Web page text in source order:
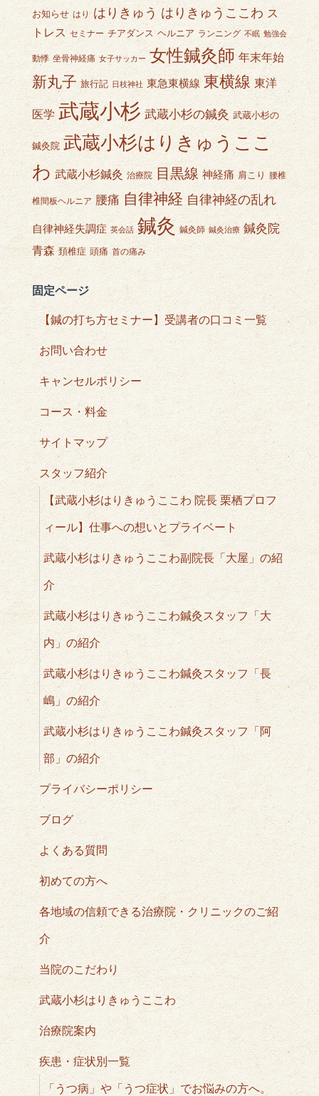
お知らせ はり はりきゅう はりきゅうここわ ス
トレス セミナー チアダンス ヘルニア ランニング 不眠 勉強会
動悸 坐骨神経痛 女子サッカー 女性鍼灸師 年末年始
新丸子 旅行記 日枝神社 東急東横線 東横線 東洋
医学 武蔵小杉 武蔵小杉の鍼灸 武蔵小杉の
鍼灸院 武蔵小杉はりきゅうここ
わ 武蔵小杉鍼灸 治療院 目黒線 神経痛 肩こり 腰椎
椎間板ヘルニア 腰痛 自律神経 自律神経の乱れ
自律神経失調症 英会話 鍼灸 鍼灸師 鍼灸治療 鍼灸院
青森 頚椎症 頭痛 首の痛み
固定ページ
【鍼の打ち方セミナー】受講者の口コミ一覧
お問い合わせ
キャンセルポリシー
コース・料金
サイトマップ
スタッフ紹介
【武蔵小杉はりきゅうここわ 院長 栗栖プロフ
ィール】仕事への想いとプライベート
武蔵小杉はりきゅうここわ副院長「大屋」の紹
介
武蔵小杉はりきゅうここわ鍼灸スタッフ「大
内」の紹介
武蔵小杉はりきゅうここわ鍼灸スタッフ「長
嶋」の紹介
武蔵小杉はりきゅうここわ鍼灸スタッフ「阿
部」の紹介
プライバシーポリシー
ブログ
よくある質問
初めての方へ
各地域の信頼できる治療院・クリニックのご紹
介
当院のこだわり
武蔵小杉はりきゅうここわ
治療院案内
疾患・症状別一覧
「うつ病」や「うつ症状」でお悩みの方へ。